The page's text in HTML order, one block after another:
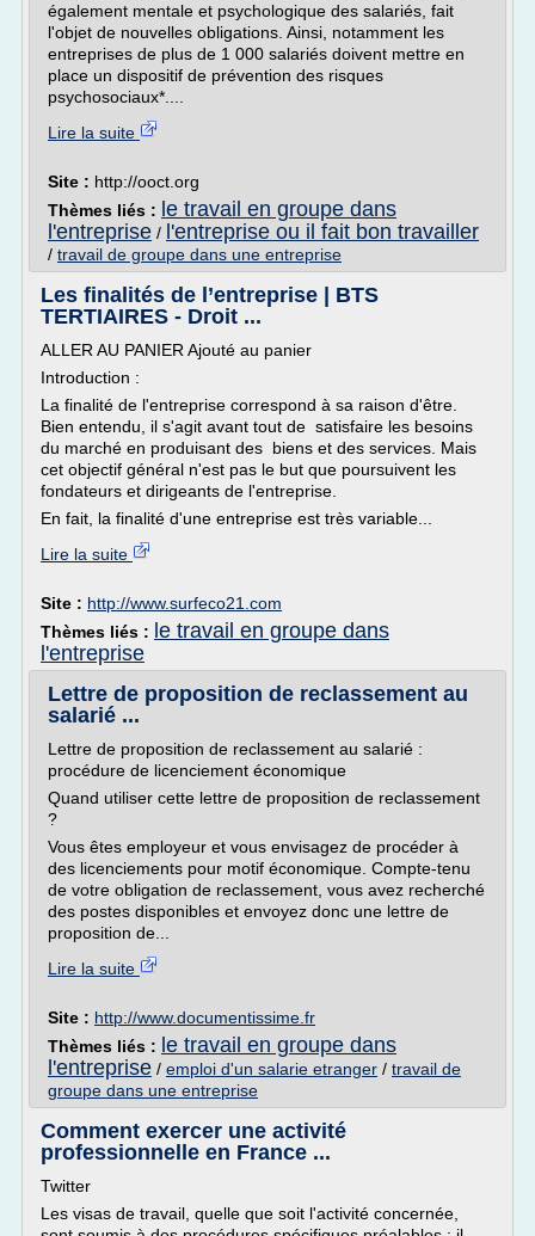
également mentale et psychologique des salariés, fait
l'objet de nouvelles obligations. Ainsi, notamment les
entreprises de plus de 1 000 salariés doivent mettre en
place un dispositif de prévention des risques
psychosociaux*....
Lire la suite
Site : http://ooct.org
Thèmes liés : le travail en groupe dans
l'entreprise / l'entreprise ou il fait bon travailler
/ travail de groupe dans une entreprise
Les finalités de l’entreprise | BTS
TERTIAIRES - Droit ...
ALLER AU PANIER Ajouté au panier
Introduction :
La finalité de l'entreprise correspond à sa raison d'être.
Bien entendu, il s'agit avant tout de satisfaire les besoins
du marché en produisant des biens et des services. Mais
cet objectif général n'est pas le but que poursuivent les
fondateurs et dirigeants de l'entreprise.
En fait, la finalité d'une entreprise est très variable...
Lire la suite
Site : http://www.surfeco21.com
Thèmes liés : le travail en groupe dans
l'entreprise
Lettre de proposition de reclassement au
salarié ...
Lettre de proposition de reclassement au salarié :
procédure de licenciement économique
Quand utiliser cette lettre de proposition de reclassement
?
Vous êtes employeur et vous envisagez de procéder à
des licenciements pour motif économique. Compte-tenu
de votre obligation de reclassement, vous avez recherché
des postes disponibles et envoyez donc une lettre de
proposition de...
Lire la suite
Site : http://www.documentissime.fr
Thèmes liés : le travail en groupe dans
l'entreprise / emploi d'un salarie etranger / travail de
groupe dans une entreprise
Comment exercer une activité
professionnelle en France ...
Twitter
Les visas de travail, quelle que soit l'activité concernée,